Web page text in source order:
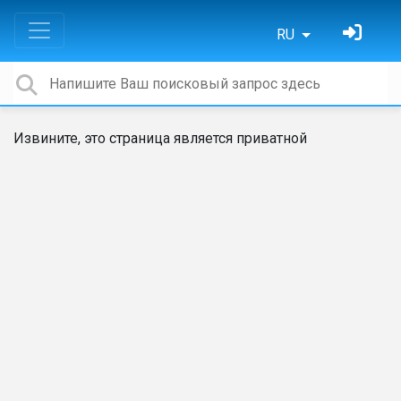
RU
Извините, это страница является приватной